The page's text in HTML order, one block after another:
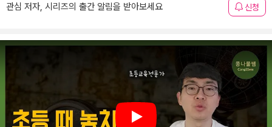
관심 저자, 시리즈의 출간 알림을 받아보세요 신청
Play